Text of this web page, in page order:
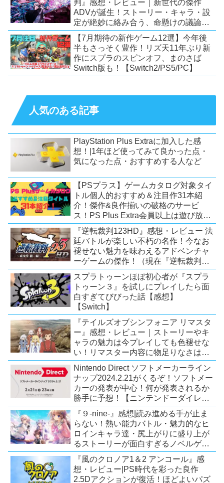
判』感想・レビュー｜新世代の傑作
ADVが誕生！ストーリー・キャラ・設
定が絶妙に絡み合う、命懸けの議論ミ
ステリー【PC/Switch】
【7月期待の新作ゲーム12選】今年後
半もさっそく豊作！リズ天11年ぶり新
作にスプラのスピンオフ、まのさば
Switch版も！【Switch2/PS5/PC】
人気のある記事
PlayStation Plus Extraに加入した感
想！|1年ほど使ってみて良かった点・
気になった点・おすすめする人など
【PSプラス】ゲームカタログ対象タイ
トル個人的おすすめ＆注目作31本紹
介！傑作&良作揃いの破格のサービ
ス！PS Plus Extra会員以上は遊び放
題！【2026年7月時点】【PS5/PS4】
『逆転裁判123HD』感想・レビュー 法
廷バトルが楽しい不朽の名作！今なお
褪せない魅力を味わえるアドベンチャ
ーゲームの傑作！（現在『逆転裁判
123 成歩堂セレクション』が配信中）
スプラトゥーンほぼ初心者が『スプラ
トゥーン３』を試しにプレイしたら面
白すぎてびびった話【感想】
【Switch】
『テイルズオブシンフォニア リマスタ
ー』感想・レビュー｜ストーリーやキ
ャラの魅力は今プレイしても色褪せな
い！リマスター内容に物足りなさはあ
るが、プレイする価値のあるシリーズ
の人気作【Switch/PS4/Xone】
Nintendo Direct ソフトメーカーライン
ナップ2024.2.21がくるぞ！ソフトメー
カーの発表が中心！何が発表されるか
勝手に予想！【ニンテンドーダイレク
ト予想】
『９-nine-』感想|読み進める手が止ま
らない！熱い能力バトル・魅力的なヒ
ロインキャラ達・尻上がりに盛り上が
るストーリーが面白すぎるノベルゲ
ー！【PC/Steam/Switch/PS4】
『風のクロノア1＆2 アンコール』感
想・レビュー|PS時代を彩った良作
2.5Dアクションが復活！ほどよいパズ